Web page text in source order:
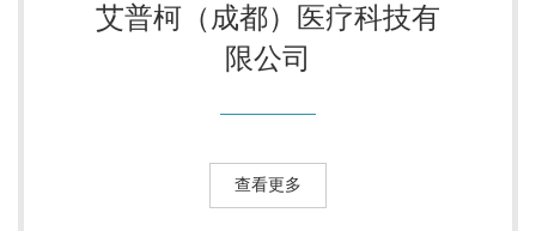
艾普柯（成都）医疗科技有
限公司
查看更多